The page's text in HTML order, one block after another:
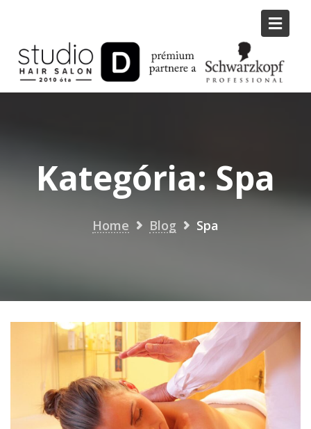
content
Kategória:Spa
Home Blog Spa